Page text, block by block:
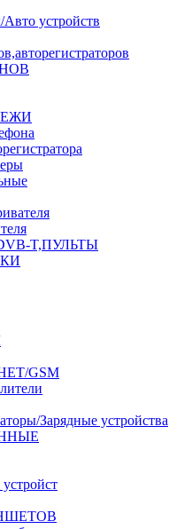
устройств
T,ПУЛЬТЫ
GSM
Зарядные устройства